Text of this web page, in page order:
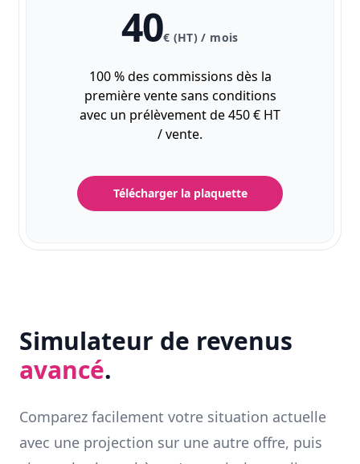
40€ (HT) / mois
100 % des commissions dès la
première vente sans conditions
avec un prélèvement de 450 € HT
/ vente.
Télécharger la plaquette
Simulateur de revenus
avancé.
Comparez facilement votre situation actuelle
avec une projection sur une autre offre, puis